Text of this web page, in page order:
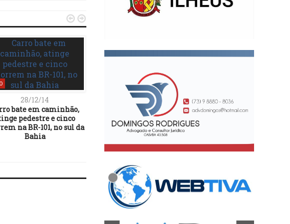
28/12/14
bate em caminhão,
pedestre e cinco
na BR-101, no sul da
Bahia
28/12/14
Família não consegue
liberar corpo de bebê de
grávida morta em acidente
de moto
CNJ esclarece direitos
usuários de aeroportos
 